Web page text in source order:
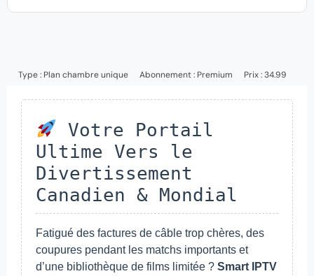
Type : Plan chambre unique Abonnement : Premium Prix : 34.99
Votre Portail
Ultime Vers le
Divertissement
Canadien & Mondial
Fatigué des factures de câble trop chères, des
coupures pendant les matchs importants et
d’une bibliothèque de films limitée ? Smart IPTV